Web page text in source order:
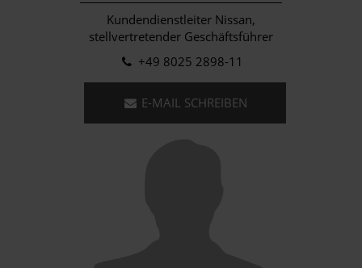
Kundendienstleiter Nissan,
stellvertretender Geschäftsführer
+49 8025 2898-11
E-MAIL SCHREIBEN